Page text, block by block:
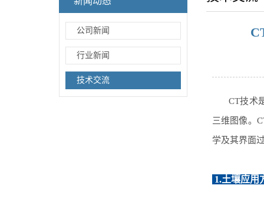
公司新闻
行业新闻
技术交流
CT技术
三维图像。
学及其界面
1.土壤应用